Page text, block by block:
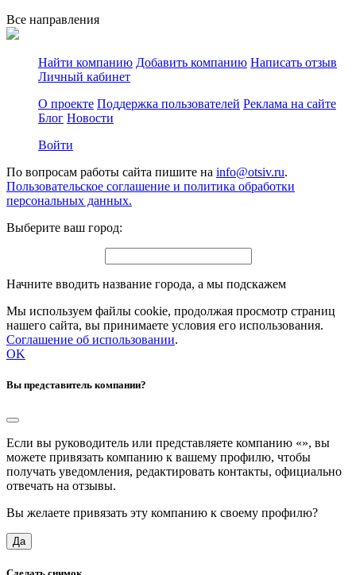
Все направления
Найти компанию Добавить компанию Написать отзыв
Личный кабинет
О проекте Поддержка пользователей Реклама на сайте
Блог Новости
Войти
По вопросам работы сайта пишите на info@otsiv.ru.
Пользовательское соглашение и политика обработки
персональных данных.
Выберите ваш город:
Начните вводить название города, а мы подскажем
Мы используем файлы cookie, продолжая просмотр страниц
нашего сайта, вы принимаете условия его использования.
Соглашение об использовании.
OK
Вы представитель компании?
Если вы руководитель или представляете компанию «», вы
можете привязать компанию к вашему профилю, чтобы
получать уведомления, редактировать контакты, официально
отвечать на отзывы.
Вы желаете привязать эту компанию к своему профилю?
Да